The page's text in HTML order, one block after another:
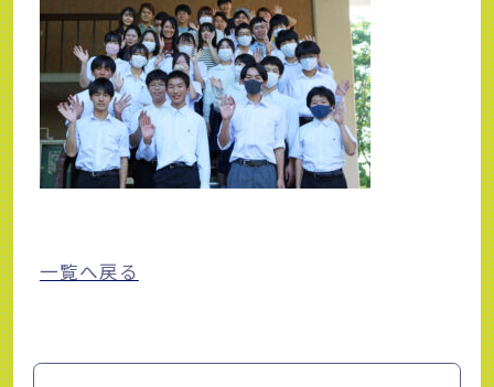
一覧へ戻る